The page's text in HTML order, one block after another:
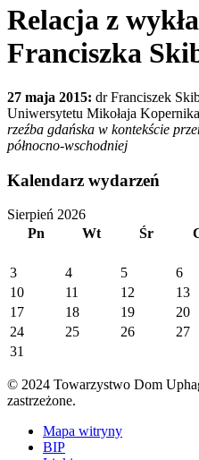
Relacja z
Franciszka
27 maja 2015: dr Franciszek
Uniwersytetu Mikołaja
rzeźba gdańska w kontekście
północno-wschodniej
Kalendarz wydarzeń
Sierpień 2026
Pn
Wt Śr
3
4 5 6
10
11 12 13
17
18 19 20
24
25 26 27
31
© 2024 Towarzystwo Dom
zastrzeżone.
Mapa witryny
BIP